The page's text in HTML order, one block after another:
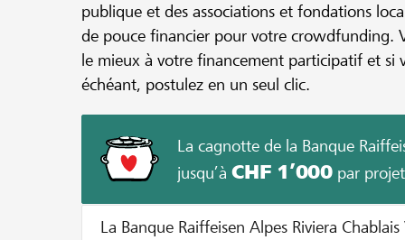
publique et des associations et fondations
de pouce financier pour votre crowdfunding.
le mieux à votre financement participatif et si
échéant, postulez en un seul clic.
La cagnotte de la Banque
jusqu’à CHF 1’000par projet
La Banque Raiffeisen Alpes Riviera